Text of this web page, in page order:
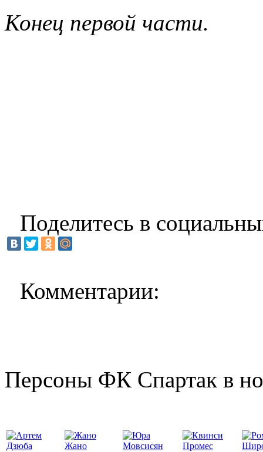
Конец первой части.
Поделитесь в
Комментарии:
Персоны ФК Спартак в
Жано